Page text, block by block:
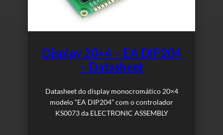
Display 20×4 – EA DIP204
– Datasheet
Datasheet do display monocromático 20×4
modelo “EA DIP204” com o controlador
KS0073 da ELECTRONIC ASSEMBLY